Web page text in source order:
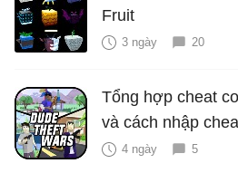
Fruit
3 ngày 20
Tổng hợp cheat
và cách nhập
4 ngày 5